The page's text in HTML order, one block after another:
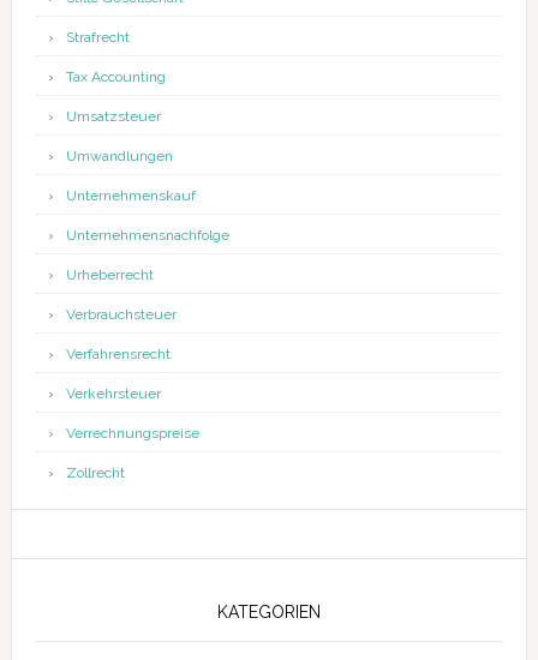
Strafrecht
Tax Accounting
Umsatzsteuer
Umwandlungen
Unternehmenskauf
Unternehmensnachfolge
Urheberrecht
Verbrauchsteuer
Verfahrensrecht
Verkehrsteuer
Verrechnungspreise
Zollrecht
KATEGORIEN